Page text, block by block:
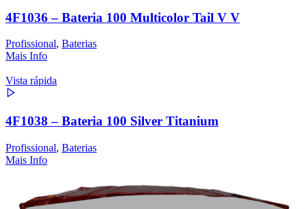
4F1036 – Bateria 100 Multicolor Tail V V
Profissional, Baterias
Mais Info
Vista rápida
4F1038 – Bateria 100 Silver Titanium
Profissional, Baterias
Mais Info